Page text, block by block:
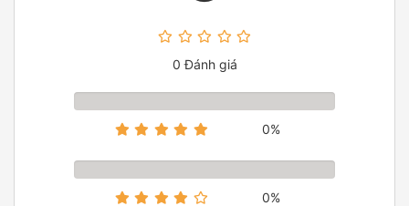
0 Đánh giá
0%
0%